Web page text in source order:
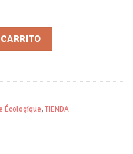
Écologique cantidad
Écologique,TIENDA